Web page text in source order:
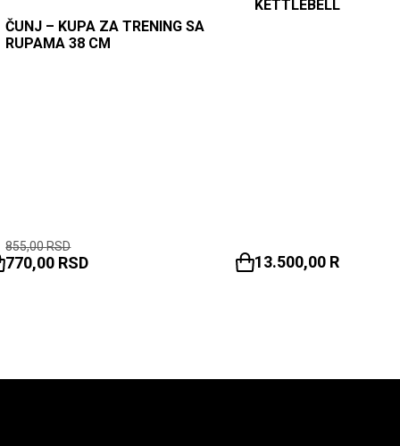
ČUNJ – KUPA ZA TRENING SA
RUPAMA 38 CM
855,00RSD
770,00 RSD
KETTLEBELL
13.500,00 RSD